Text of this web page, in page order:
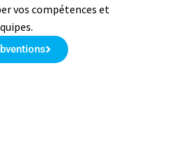
vos compétences et